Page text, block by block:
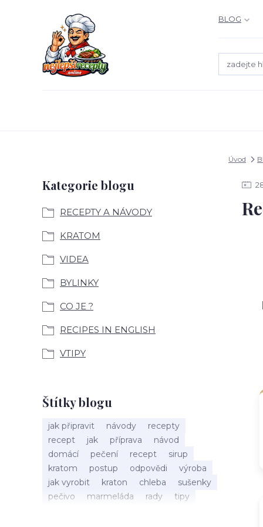
BLOG
Úvod
Kategorie blogu
RECEPTY A NÁVODY
KRATOM
VIDEA
BYLINKY
CO JE ?
RECIPES IN ENGLISH
VTIPY
Štítky blogu
jak připravit návody
recepty
recept
jak příprava
návod
domácí
pečení recept
sirup
kratom
postup odpovědi
výroba
jak vyrobit
kraton chleba
sušenky
pečivo
marmeláda rady
tipy